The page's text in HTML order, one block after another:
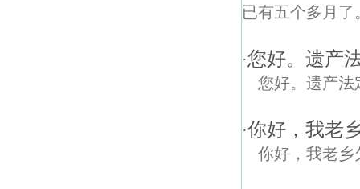
已有五个多月
·您好。遗产
您好。遗产法
·你好，我老
你好，我老乡